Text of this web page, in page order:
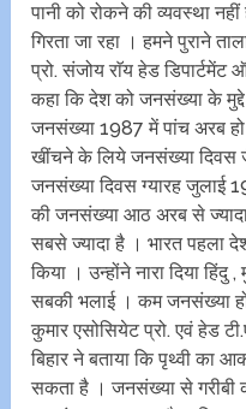
पानी को रोकने की व्यवस्था
गिरता जा रहा । हमने पुराने
प्रो. संजोय राॅय हेड डिपार्टमेंट
कहा कि देश को जनसंख्या के
जनसंख्या 1987 में पांच अरब हो
खींचने के लिये जनसंख्या दिवस
जनसंख्या दिवस ग्यारह जुलाई
की जनसंख्या आठ अरब से
सबसे ज्यादा है । भारत पहला
किया । उन्होंने नारा दिया
सबकी भलाई । कम जनसंख्या
कुमार एसोसियेट प्रो. एवं हेड
बिहार ने बताया कि पृथ्वी का
सकता है । जनसंख्या से गरीबी